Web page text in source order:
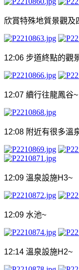
欣賞特殊地質景觀及
12:06 步道終點的觀
12:07 續行往龍鳳谷~
12:08 附近有很多溫
12:09 溫泉設施H3~
12:09 水池~
12:14 溫泉設施H2~